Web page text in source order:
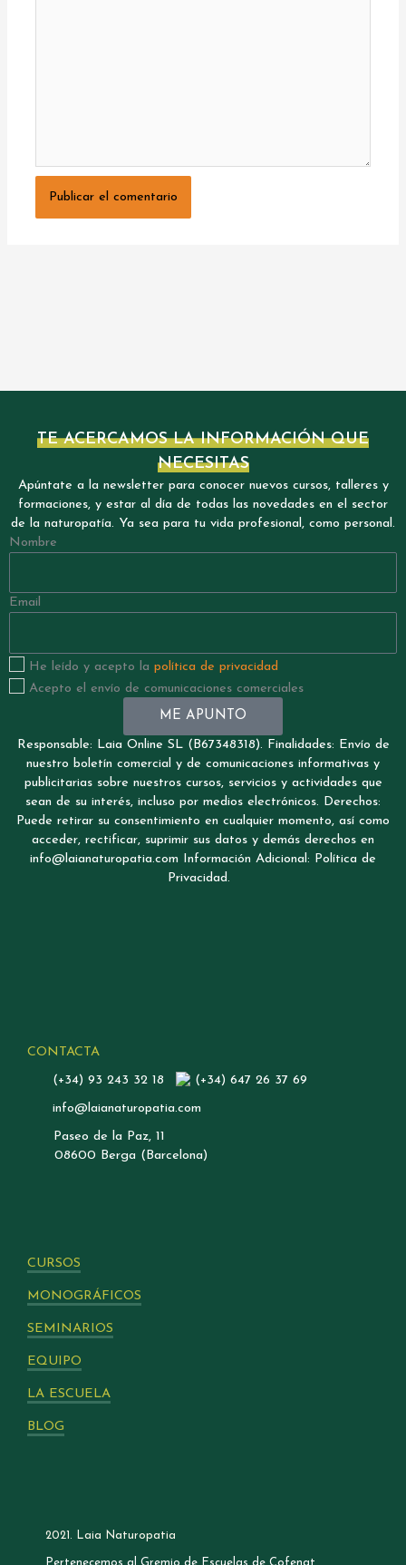
TE ACERCAMOS LA INFORMACIÓN QUE
NECESITAS
Apúntate a la newsletter para conocer nuevos cursos, talleres y
formaciones, y estar al día de todas las novedades en el sector
de la naturopatía. Ya sea para tu vida profesional, como personal.
Nombre
Email
He leído y acepto la política de privacidad
Acepto el envío de comunicaciones comerciales
ME APUNTO
Responsable: Laia Online SL (B67348318). Finalidades: Envío de
nuestro boletín comercial y de comunicaciones informativas y
publicitarias sobre nuestros cursos, servicios y actividades que
sean de su interés, incluso por medios electrónicos. Derechos:
Puede retirar su consentimiento en cualquier momento, así como
acceder, rectificar, suprimir sus datos y demás derechos en
info@laianaturopatia.com Información Adicional: Política de
Privacidad.
CONTACTA
(+34) 93 243 32 18 (+34) 647 26 37 69
info@laianaturopatia.com
Paseo de la Paz, 11
08600 Berga (Barcelona)
CURSOS
MONOGRÁFICOS
SEMINARIOS
EQUIPO
LA ESCUELA
BLOG
2021. Laia Naturopatia
Pertenecemos al Gremio de Escuelas de Cofenat